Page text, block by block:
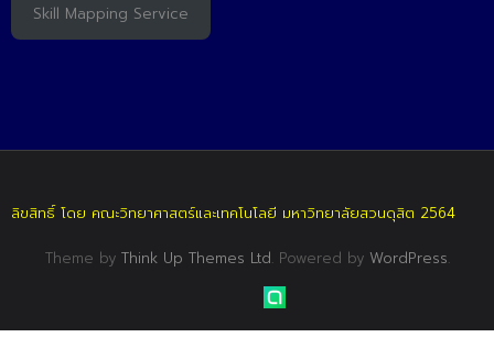
Skill Mapping Service
ลิขสิทธิ์ โดย คณะวิทยาศาสตร์และเทคโนโลยี มหาวิทยาลัยสวนดุสิต 2564
Theme by Think Up Themes Ltd. Powered by WordPress.